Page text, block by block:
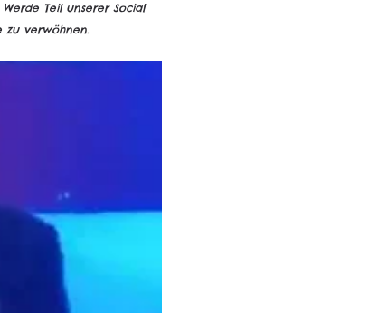
Teil unserer Social
zu verwöhnen.